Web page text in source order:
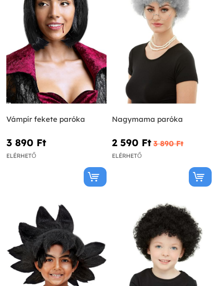
Vámpír fekete paróka
3 890 Ft‎
ELÉRHETŐ
Nagymama paróka
2 590 Ft‎ 3 890 Ft‎
ELÉRHETŐ